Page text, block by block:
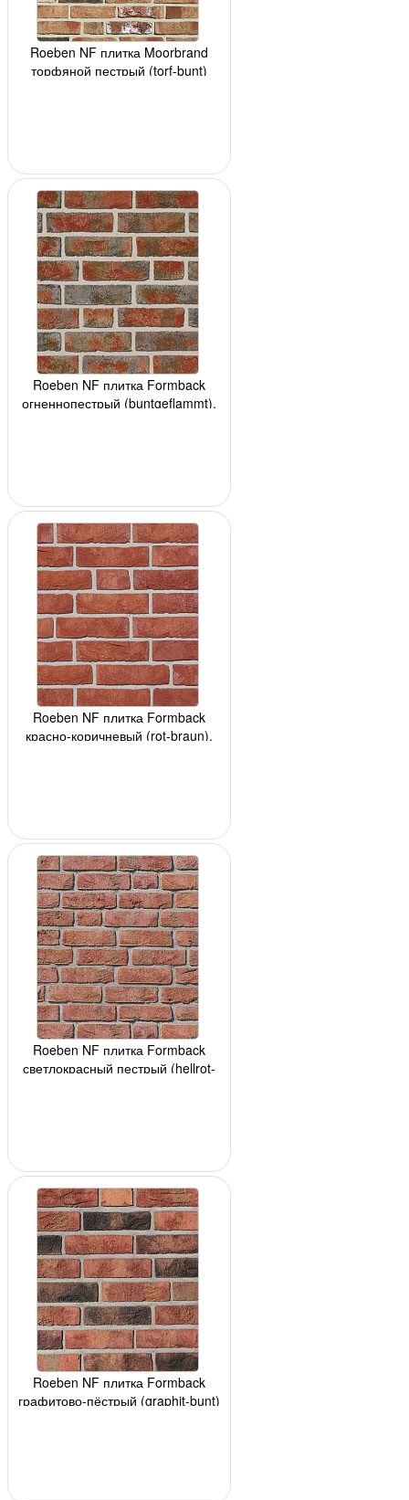
Roeben NF плитка Moorbrand
торфяной пестрый (torf-bunt)
Roeben NF плитка Formback
огненнопестрый (buntgeflammt),
Roeben NF плитка Formback
красно-коричневый (rot-braun),
Roeben NF плитка Formback
светлокрасный пестрый (hellrot-
Roeben NF плитка Formback
графитово-пёстрый (graphit-bunt)